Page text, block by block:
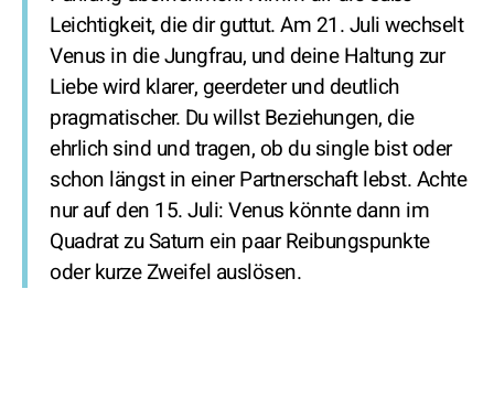
Leichtigkeit, die dir guttut. Am 21. Juli wechselt
Venus in die Jungfrau, und deine Haltung zur
Liebe wird klarer, geerdeter und deutlich
pragmatischer. Du willst Beziehungen, die
ehrlich sind und tragen, ob du single bist oder
schon längst in einer Partnerschaft lebst. Achte
nur auf den 15. Juli: Venus könnte dann im
Quadrat zu Saturn ein paar Reibungspunkte
oder kurze Zweifel auslösen.